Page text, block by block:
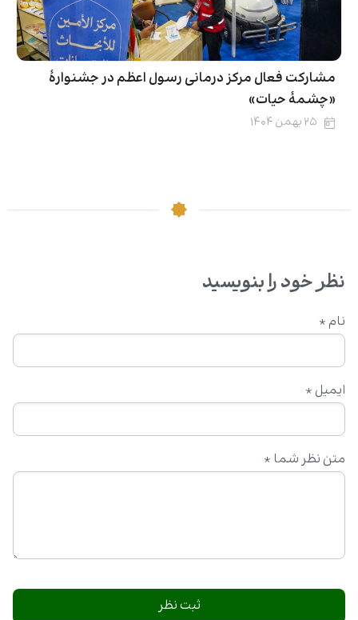
مشارکت فعال مرکز درمانی رسول اعظم در جشنوارۀ
«چشمهٔ حیات»
۲۵ بهمن ۱۴۰۴
نظر خود را بنویسید
متن نظر شما *
نام *
ایمیل *